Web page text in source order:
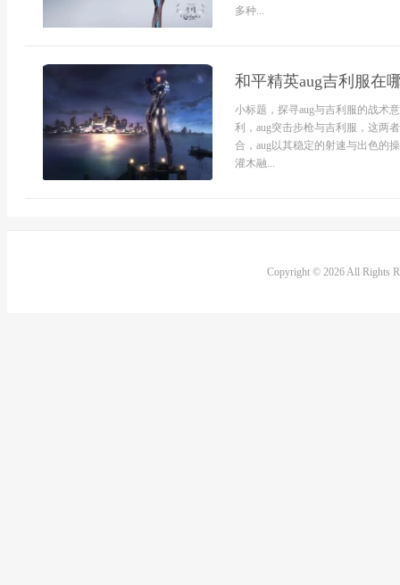
多种...
和平精英aug吉利服在
小标题，探寻aug与吉利服的战术
利，aug突击步枪与吉利服，这两
合，aug以其稳定的射速与出色的
灌木融...
Copyright © 2026 All Rights